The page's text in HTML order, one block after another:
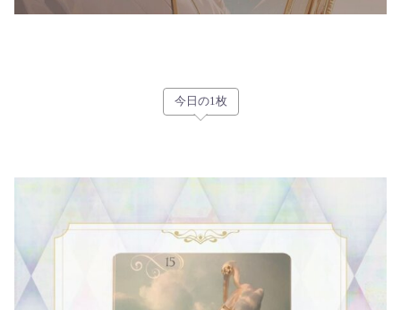
今日の1枚